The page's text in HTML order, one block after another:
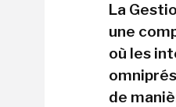
La
une
où les
de